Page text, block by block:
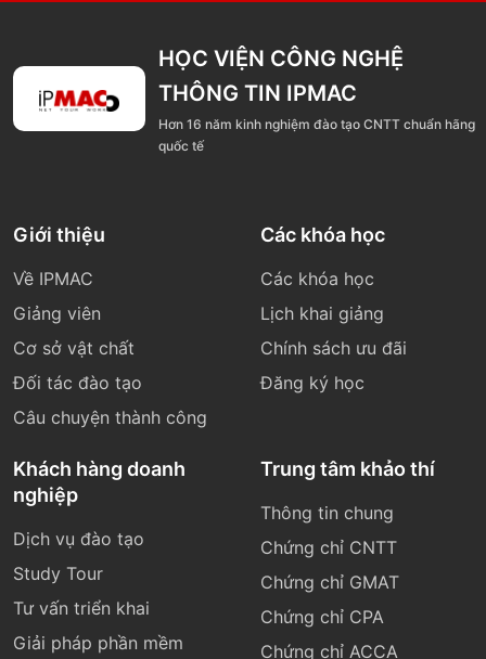
HỌC VIỆN CÔNG NGHỆ
THÔNG TIN IPMAC
Hơn 16 năm kinh nghiệm đào tạo CNTT chuẩn hãng
quốc tế
Giới thiệu
Về IPMAC
Giảng viên
Cơ sở vật chất
Đối tác đào tạo
Câu chuyện thành công
Các khóa học
Các khóa học
Lịch khai giảng
Chính sách ưu đãi
Đăng ký học
Khách hàng doanh
nghiệp
Dịch vụ đào tạo
Study Tour
Tư vấn triển khai
Giải pháp phần mềm
Trung tâm khảo thí
Thông tin chung
Chứng chỉ CNTT
Chứng chỉ GMAT
Chứng chỉ CPA
Chứng chỉ ACCA